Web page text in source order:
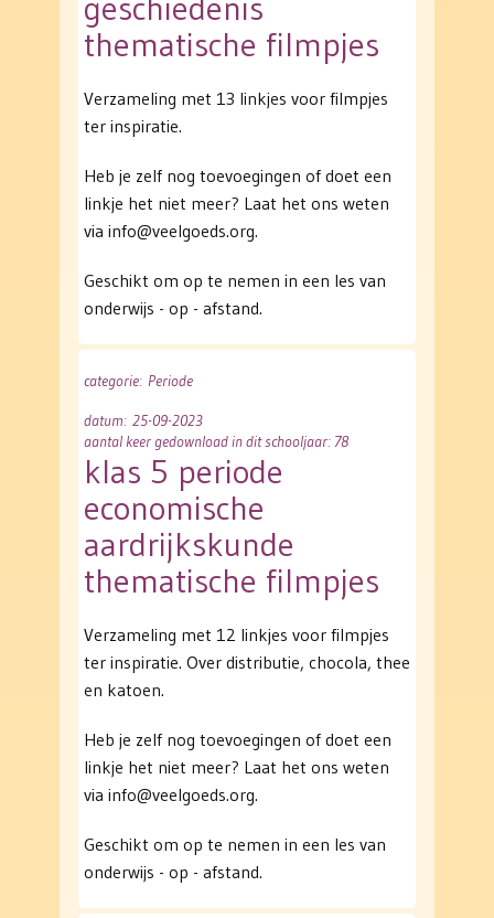
geschiedenis
thematische filmpjes
Verzameling met 13 linkjes voor filmpjes
ter inspiratie.
Heb je zelf nog toevoegingen of doet een
linkje het niet meer? Laat het ons weten
via info@veelgoeds.org.
Geschikt om op te nemen in een les van
onderwijs - op - afstand.
categorie: Periode
datum: 25-09-2023
aantal keer gedownload in dit schooljaar: 78
klas 5 periode
economische
aardrijkskunde
thematische filmpjes
Verzameling met 12 linkjes voor filmpjes
ter inspiratie. Over distributie, chocola, thee
en katoen.
Heb je zelf nog toevoegingen of doet een
linkje het niet meer? Laat het ons weten
via info@veelgoeds.org.
Geschikt om op te nemen in een les van
onderwijs - op - afstand.